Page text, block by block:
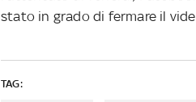
stato in grado di fermare il
TAG: